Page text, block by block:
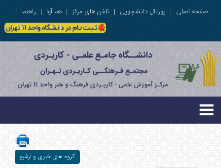
صفحه اصلی | پورتال دانشجویی | تلفن های مرکز | هم آوا | راهنما |
گروه های خبری و آرشیو